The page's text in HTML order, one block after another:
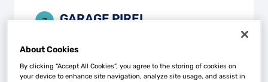
3
13.59
GARAGE PIREL
27520 BOISSEY LE CHATEL
Téléphone
About Cookies
By clicking “Accept All Cookies”, you agree to the storing of cookies on
your device to enhance site navigation, analyze site usage, and assist in